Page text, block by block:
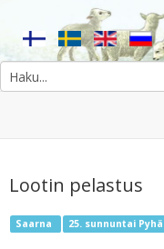
Lootin pelastus
Saarna 25. sunnuntai